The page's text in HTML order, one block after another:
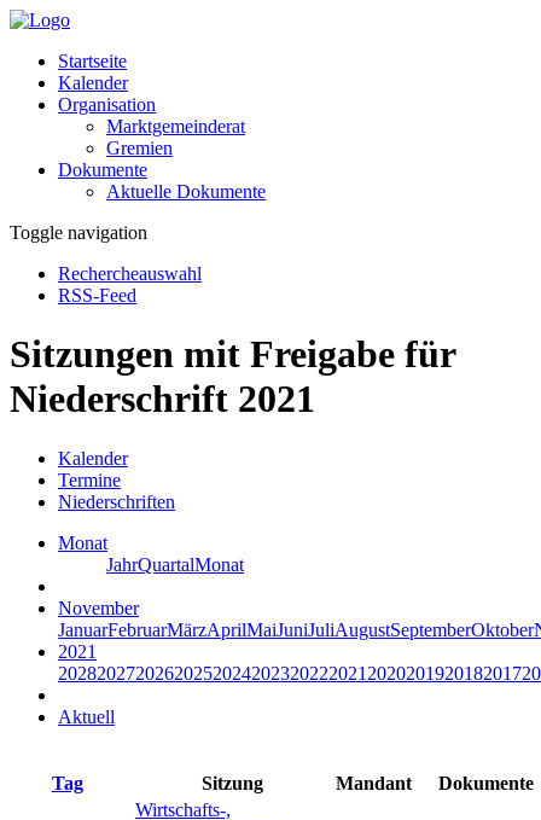
Startseite
Kalender
Organisation
Marktgemeinderat
Gremien
Dokumente
Aktuelle Dokumente
Toggle navigation
Rechercheauswahl
RSS-Feed
Sitzungen mit Freigabe für
Niederschrift 2021
Kalender
Termine
Niederschriften
Monat
JahrQuartalMonat
November
JanuarFebruarMärzAprilMaiJuniJuliAugustSeptemberOktober
2021
20282027202620252024202320222021 2020201920182017
Aktuell
Tag Sitzung Mandant Dokumente
Wirtschafts-,